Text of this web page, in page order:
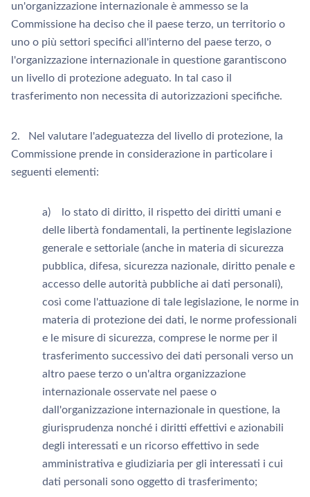
un'organizzazione internazionale è ammesso se la
Commissione ha deciso che il paese terzo, un territorio o
uno o più settori specifici all'interno del paese terzo, o
l'organizzazione internazionale in questione garantiscono
un livello di protezione adeguato. In tal caso il
trasferimento non necessita di autorizzazioni specifiche.
2. Nel valutare l'adeguatezza del livello di protezione, la
Commissione prende in considerazione in particolare i
seguenti elementi:
a) lo stato di diritto, il rispetto dei diritti umani e
delle libertà fondamentali, la pertinente legislazione
generale e settoriale (anche in materia di sicurezza
pubblica, difesa, sicurezza nazionale, diritto penale e
accesso delle autorità pubbliche ai dati personali),
così come l'attuazione di tale legislazione, le norme in
materia di protezione dei dati, le norme professionali
e le misure di sicurezza, comprese le norme per il
trasferimento successivo dei dati personali verso un
altro paese terzo o un'altra organizzazione
internazionale osservate nel paese o
dall'organizzazione internazionale in questione, la
giurisprudenza nonché i diritti effettivi e azionabili
degli interessati e un ricorso effettivo in sede
amministrativa e giudiziaria per gli interessati i cui
dati personali sono oggetto di trasferimento;